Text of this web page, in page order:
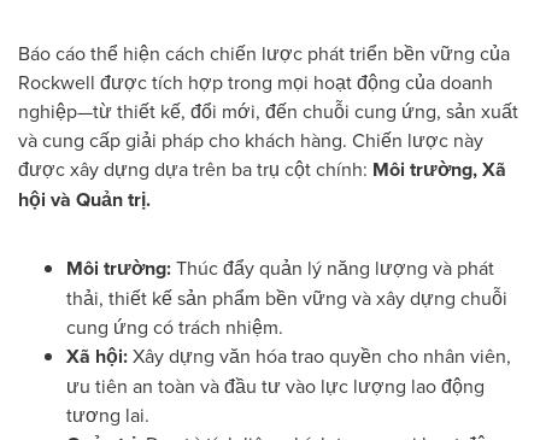
Báo cáo thể hiện cách chiến lược phát triển bền vững của
Rockwell được tích hợp trong mọi hoạt động của doanh
nghiệp—từ thiết kế, đổi mới, đến chuỗi cung ứng, sản xuất
và cung cấp giải pháp cho khách hàng. Chiến lược này
được xây dựng dựa trên ba trụ cột chính: Môi trường, Xã
hội và Quản trị.
Môi trường:Thúc đẩy quản lý năng lượng và phát
thải, thiết kế sản phẩm bền vững và xây dựng chuỗi
cung ứng có trách nhiệm.
Xã hội:Xây dựng văn hóa trao quyền cho nhân viên,
ưu tiên an toàn và đầu tư vào lực lượng lao động
tương lai.